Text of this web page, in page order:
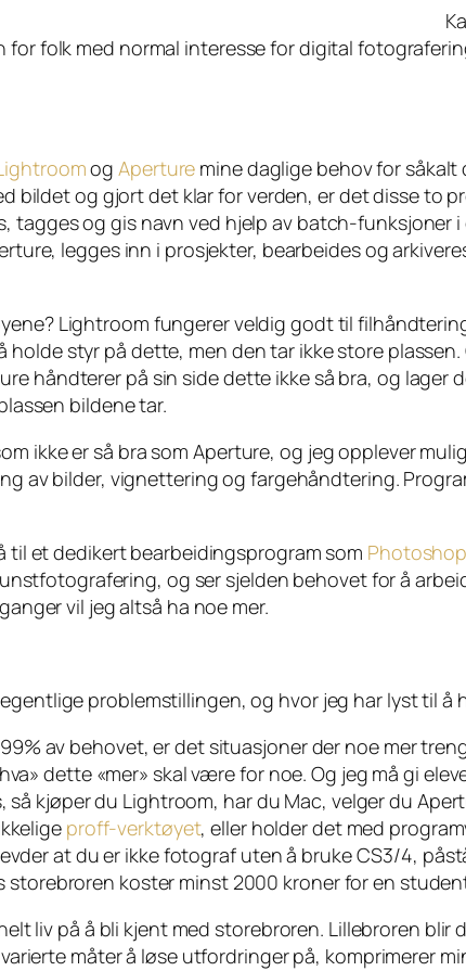
for folk med normal interesse for digital
ogAperture mine daglige behov for
bildet og gjort det klar for verden, er det disse to
tagges og gis navn ved hjelp av batch-funksjoner i
, legges inn i prosjekter, bearbeides og
Lightroom fungerer veldig godt til
holde styr på dette, men den tar ikke store
håndterer på sin side dette ikke så bra, og lager
bildene tar.
ikke er så bra somAperture, og jeg opplever
av bilder, vignettering og fargehåndtering.
til et dedikert bearbeidingsprogram som Photoshop
og ser sjelden behovet for å
vil jeg altså ha noe mer.
problemstillingen, og hvor jeg har lyst til å
av behovet, er det situasjoner der noe mer
dette «mer» skal være for noe. Og jeg må gi
så kjøper du Lightroom, har du Mac, velger du
proff-verktøyet, eller holder det med
at du er ikke fotograf uten å bruke CS3/4,
storebroren koster minst 2000 kroner for en
liv på å bli kjent med storebroren. Lillebroren
måter å løse utfordringer på, komprimerer